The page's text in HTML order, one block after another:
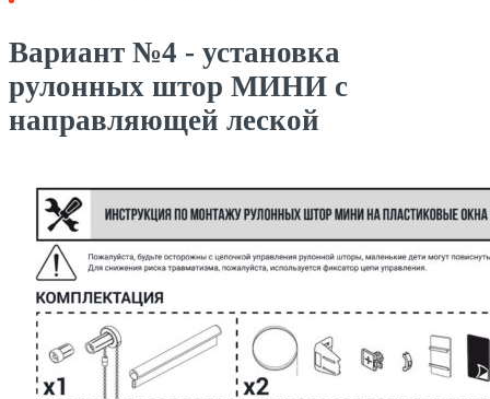
Вариант №4 - установка
рулонных штор МИНИ с
направляющей леской